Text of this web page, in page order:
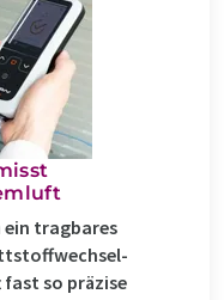
ein tragbares
so präzise